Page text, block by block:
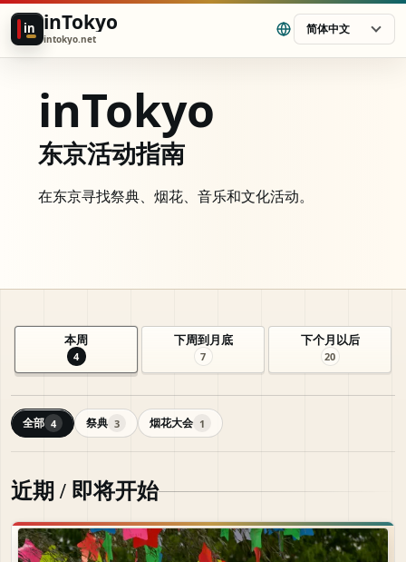
in inTokyo
intokyo.net
简体中文
inTokyo
东京活动指南
在东京寻找祭典、烟花、音乐和文化活动。
本周
4
下周到月底
7
下个月以后
20
全部 4 祭典 3 烟花大会 1
近期 / 即将开始